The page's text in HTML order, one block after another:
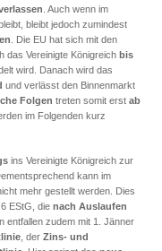
. Auch wenn im
bleibt jedoch zumindest
. Die EU hat sich mit den
das Vereinigte Königreich bis
wird. Danach wird das
und verlässt den Binnenmarkt
Folgen treten somit erst ab
im Folgenden kurz
ins Vereinigte Königreich zur
kann im
mehr gestellt werden. Dies
EStG, die nach Auslaufen
entfallen zudem mit 1. Jänner
, der Zins- und